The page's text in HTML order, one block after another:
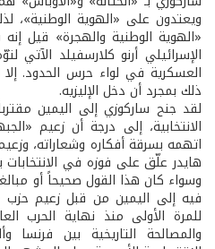
ويعتدون على «الهوية الوطنية»،
«الهوية الوطنية والهجرة» قيل
الإسرائيلي أرنو كلارسفيلد
العسكرية في لواء حرس الحدود.
ذلك بمجرد أن دخل الإليزيه.
لقد جنح ساركوزي إلى اليمين
الانتخابية، إلى درجة أن زعيم
اتهمه بسرقة أفكاره وشعاراته،
هايدر علّق على فوزه في الانتخابات
وسواء كان هذا القول صحيحاً أو
فيه إلى اليمين من قبل زعيم
للمرة الأولى منذ نهاية الحرب
والمصالحة التاريخية بين فرنسا